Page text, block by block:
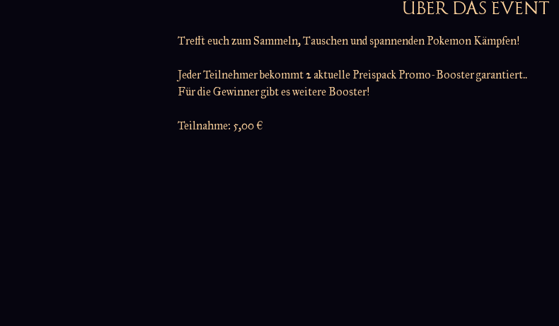
ÜBER DAS EVENT
Trefft euch zum Sammeln, Tauschen und spannenden Pokemon Kämpfen!
Jeder Teilnehmer bekommt 2 aktuelle Preispack Promo-Booster garantiert..
Für die Gewinner gibt es weitere Booster!
Teilnahme: 5,00 €